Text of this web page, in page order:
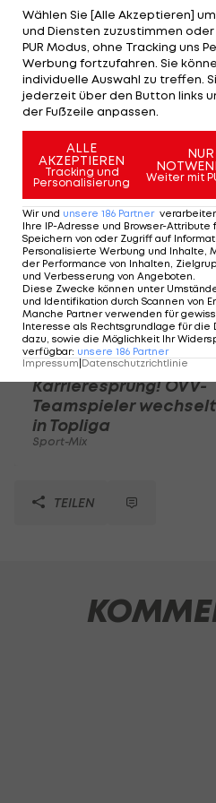
Lustenauer, Leitgeb (88.)
Der Vienna hilft zu Hause
auch ein Dober-
am Ende 2:4 geschlagen
einen 2:0-Sieg. Hartberg
Kapfenberg mit 1:1.
Mehr zum
Karrieresprung! ÖVV-
Teamspieler wechselt
in Topliga
Sport-Mix
TEILEN
Wählen Sie [Alle Akzeptieren]
und Diensten zuzustimmen oder
PUR Modus, ohne Tracking uns
Werbung fortzufahren. Sie
individuelle Auswahl zu treffen.
jederzeit über den Button links
der Fußzeile anpassen.
ALLE
AKZEPTIEREN
Tracking und
Personalisierung
NUR
Weiter mit
Wir und unsere 186 Partner
Ihre IP-Adresse und Browser-
Speichern von oder Zugriff auf
Personalisierte Werbung und Inhalte,
der Performance von Inhalten,
und Verbesserung von Angeboten.
Diese Zwecke können unter
und Identifikation durch Scannen von
Manche Partner verwenden für
Interesse als Rechtsgrundlage für
dazu, sowie die Möglichkeit Ihr
verfügbar: unsere 186 Partner
Impressum Datenschutzrichtlinie